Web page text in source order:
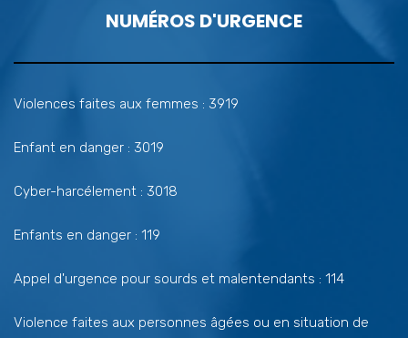
NUMÉROS D'URGENCE
Violences faites aux femmes : 3919
Enfant en danger : 3019
Cyber-harcélement : 3018
Enfants en danger : 119
Appel d'urgence pour sourds et malentendants : 114
Violence faites aux personnes âgées ou en situation de